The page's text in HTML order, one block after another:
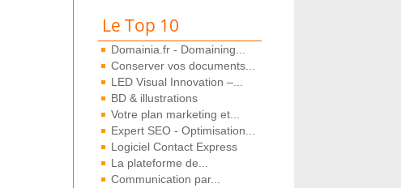
Le Top 10
Domainia.fr - Domaining...
Conserver vos documents...
LED Visual Innovation –...
BD & illustrations
Votre plan marketing et...
Expert SEO - Optimisation...
Logiciel Contact Express
La plateforme de...
Communication par...